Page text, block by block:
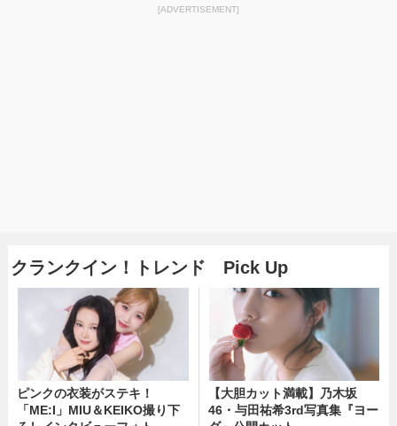
[ADVERTISEMENT]
クランクイン！トレンド Pick Up
ピンクの衣装がステキ！
「ME:I」MIU＆KEIKO撮り下
【大胆カット満載】乃木坂
46・与田祐希3rd写真集『ヨー